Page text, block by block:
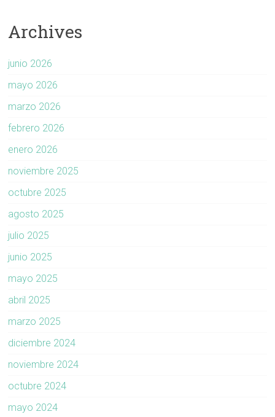
Archives
junio 2026
mayo 2026
marzo 2026
febrero 2026
enero 2026
noviembre 2025
octubre 2025
agosto 2025
julio 2025
junio 2025
mayo 2025
abril 2025
marzo 2025
diciembre 2024
noviembre 2024
octubre 2024
mayo 2024